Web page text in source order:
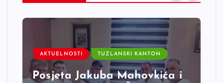
AKTUELNOSTI TUZLANSKI KANTON
Posjeta Jakuba Mahovkića i